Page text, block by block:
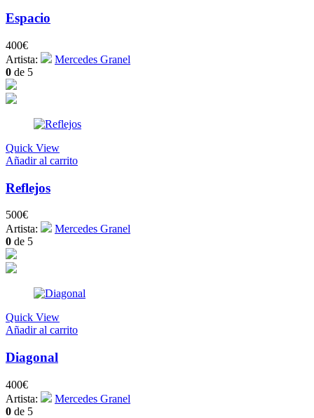
Espacio
400€
Artista:
Mercedes Granel
0 de 5
Quick View
Añadir al carrito
Reflejos
500€
Artista:
Mercedes Granel
0 de 5
Quick View
Añadir al carrito
Diagonal
400€
Artista:
Mercedes Granel
0 de 5